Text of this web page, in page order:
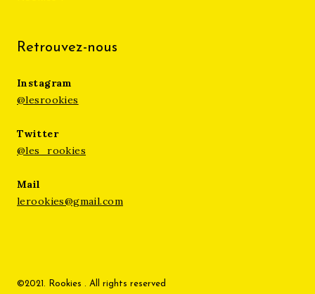
Retrouvez-nous
Instagram
@lesrookies
Twitter
@les_rookies
Mail
lerookies@gmail.com
©2021. Rookies . All rights reserved